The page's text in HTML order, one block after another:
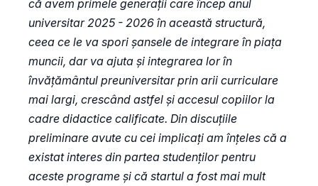
că avem primele generații care încep anul
universitar 2025 - 2026 în această structură,
ceea ce le va spori șansele de integrare în piața
muncii, dar va ajuta și integrarea lor în
învățământul preuniversitar prin arii curriculare
mai largi, crescând astfel și accesul copiilor la
cadre didactice calificate. Din discuțiile
preliminare avute cu cei implicați am înțeles că a
existat interes din partea studenților pentru
aceste programe și că startul a fost mai mult